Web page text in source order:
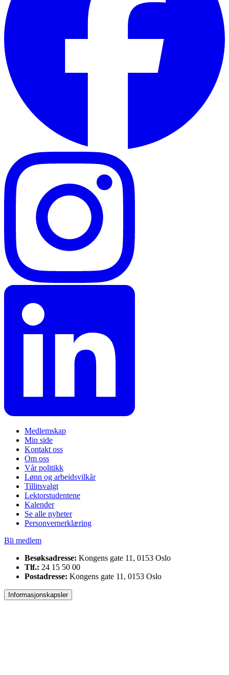
Medlemskap
Min side
Kontakt oss
Om oss
Vår politikk
Lønn og arbeidsvilkår
Tillitsvalgt
Lektorstudentene
Kalender
Se alle nyheter
Personvernerklæring
Bli medlem
Besøksadresse: Kongens gate 11, 0153 Oslo
Tlf.: 24 15 50 00
Postadresse: Kongens gate 11, 0153 Oslo
Informasjonskapsler